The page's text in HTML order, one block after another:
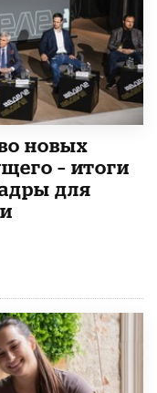
новых
– итоги
для